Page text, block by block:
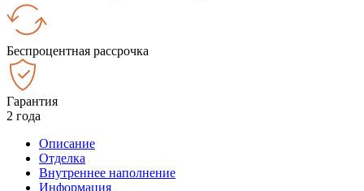
Беспроцентная рассрочка
Гарантия
2 года
Описание
Отделка
Внутреннее наполнение
Информация